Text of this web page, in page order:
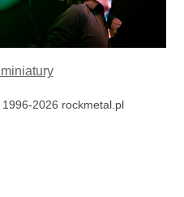
2026 rockmetal.pl